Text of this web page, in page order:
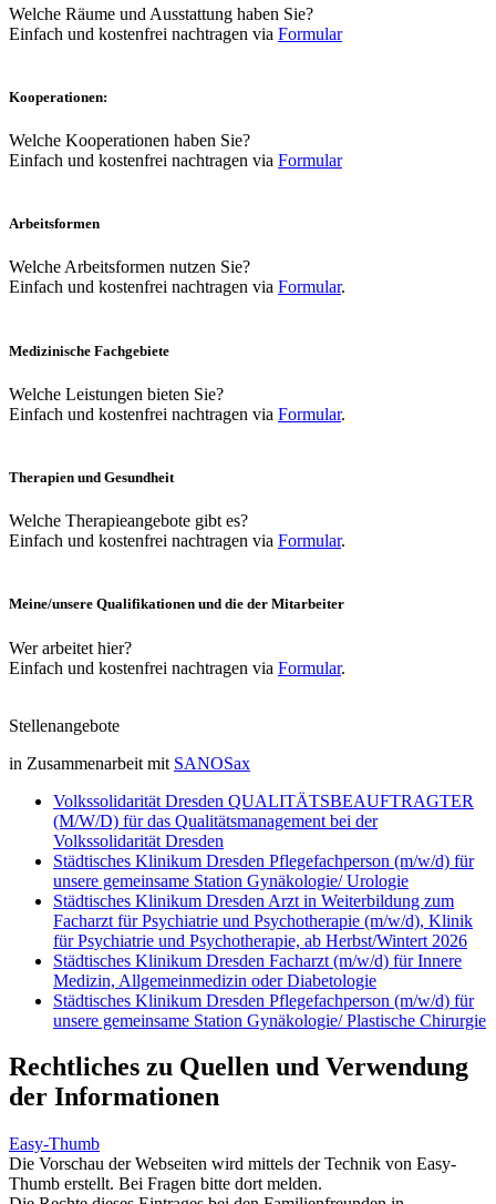
Welche Räume und Ausstattung haben Sie?
Einfach und kostenfrei nachtragen via Formular
Kooperationen:
Welche Kooperationen haben Sie?
Einfach und kostenfrei nachtragen via Formular
Arbeitsformen
Welche Arbeitsformen nutzen Sie?
Einfach und kostenfrei nachtragen via Formular.
Medizinische Fachgebiete
Welche Leistungen bieten Sie?
Einfach und kostenfrei nachtragen via Formular.
Therapien und Gesundheit
Welche Therapieangebote gibt es?
Einfach und kostenfrei nachtragen via Formular.
Meine/unsere Qualifikationen und die der Mitarbeiter
Wer arbeitet hier?
Einfach und kostenfrei nachtragen via Formular.
Stellenangebote
in Zusammenarbeit mit SANOSax
Volkssolidarität Dresden QUALITÄTSBEAUFTRAGTER
(M/W/D) für das Qualitätsmanagement bei der
Volkssolidarität Dresden
Städtisches Klinikum Dresden Pflegefachperson (m/w/d) für
unsere gemeinsame Station Gynäkologie/ Urologie
Städtisches Klinikum Dresden Arzt in Weiterbildung zum
Facharzt für Psychiatrie und Psychotherapie (m/w/d), Klinik
für Psychiatrie und Psychotherapie, ab Herbst/Wintert 2026
Städtisches Klinikum Dresden Facharzt (m/w/d) für Innere
Medizin, Allgemeinmedizin oder Diabetologie
Städtisches Klinikum Dresden Pflegefachperson (m/w/d) für
unsere gemeinsame Station Gynäkologie/ Plastische Chirurgie
Rechtliches zu Quellen und Verwendung
der Informationen
Easy-Thumb
Die Vorschau der Webseiten wird mittels der Technik von Easy-
Thumb erstellt. Bei Fragen bitte dort melden.